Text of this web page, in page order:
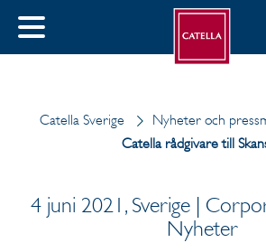
STÄNG
Svenska
Catella Sverige
Nyheter och
Catella rådgivare till
4 juni 2021, Sverige |
Nyheter